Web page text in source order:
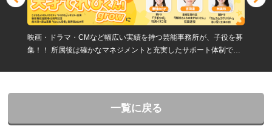
映画・ドラマ・CMなど幅広い実績を持つ芸能事務所が、子役を募
集！！ 所属後は確かなマネジメントと充実したサポート体制で、
一覧に戻る